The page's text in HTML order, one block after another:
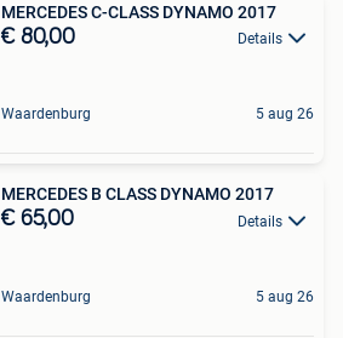
MERCEDES C-CLASS DYNAMO 2017
€ 80,00 Details
Waardenburg 5 aug 26
MERCEDES B CLASS DYNAMO 2017
€ 65,00 Details
Waardenburg 5 aug 26